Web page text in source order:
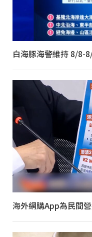
白海豚海警維持 8/8-
海外網購App為民間